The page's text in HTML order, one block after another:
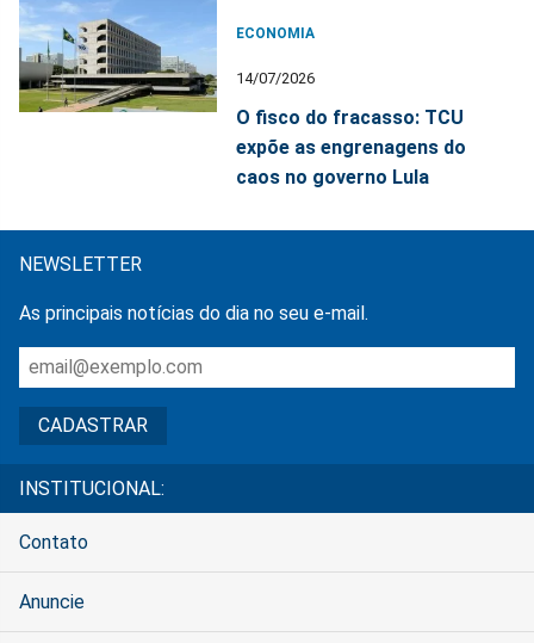
ECONOMIA
14/07/2026
O fisco do fracasso: TCU
expõe as engrenagens do
caos no governo Lula
NEWSLETTER
As principais notícias do dia no seu e-mail.
INSTITUCIONAL:
Contato
Anuncie